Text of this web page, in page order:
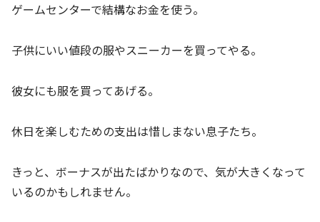
ゲームセンターで結構なお金を使う。
子供にいい値段の服やスニーカーを買ってやる。
彼女にも服を買ってあげる。
休日を楽しむための支出は惜しまない息子たち。
きっと、ボーナスが出たばかりなので、気が大きくなって
いるのかもしれません。